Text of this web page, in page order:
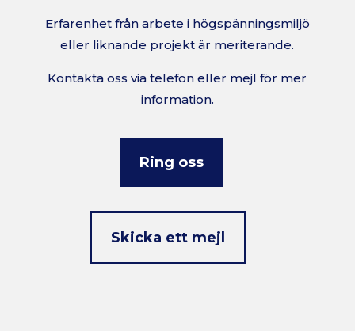
Erfarenhet från arbete i högspänningsmiljö
eller liknande projekt är meriterande.
Kontakta oss via telefon eller mejl för mer
information.
Ring oss
Skicka ett mejl